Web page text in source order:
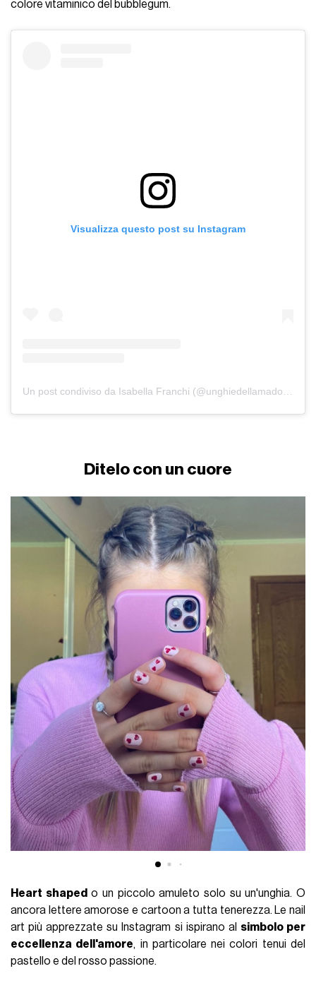
colore vitaminico del bubblegum.
Visualizza questo post su Instagram
Un post condiviso da Isabella Franchi (@unghiedellamadonna)
Ditelo con un cuore
Heart shaped o un piccolo amuleto solo su un'unghia. O
ancora lettere amorose e cartoon a tutta tenerezza. Le nail
art più apprezzate su Instagram si ispirano al simbolo per
eccellenza dell'amore, in particolare nei colori tenui del
pastello e del rosso passione.